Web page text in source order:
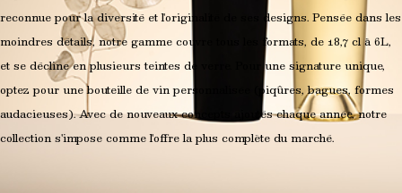
reconnue pour la diversité et l'originalité de ses designs. Pensée dans les
moindres détails, notre gamme couvre tous les formats, de 18,7 cl à 6L,
et se décline en plusieurs teintes de verre. Pour une signature unique,
optez pour une bouteille de vin personnalisée (piqûres, bagues, formes
audacieuses). Avec de nouveaux concepts ajoutés chaque année, notre
collection s'impose comme l'offre la plus complète du marché.